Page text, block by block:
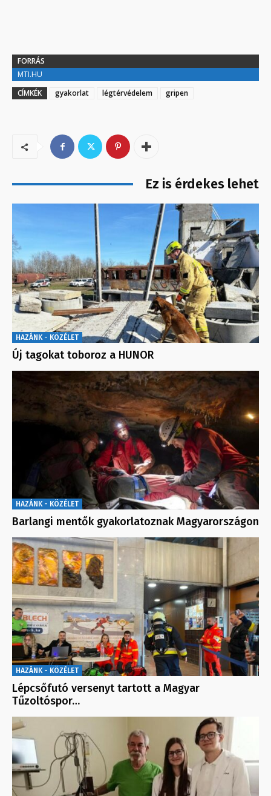
FORRÁS
MTI.HU
CÍMKÉK
gyakorlat légtérvédelem gripen
Ez is érdekes lehet
HAZÁNK - KÖZÉLET
Új tagokat toboroz a HUNOR
HAZÁNK - KÖZÉLET
Barlangi mentők gyakorlatoznak Magyarországon
HAZÁNK - KÖZÉLET
Lépcsőfutó versenyt tartott a Magyar
Tűzoltóspor…